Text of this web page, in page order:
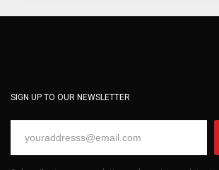
SIGN UP TO OUR NEWSLETTER